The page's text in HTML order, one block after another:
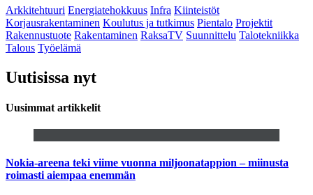
Arkkitehtuuri Energiatehokkuus Infra Kiinteistöt
Korjausrakentaminen Koulutus ja tutkimus Pientalo Projektit
Rakennustuote Rakentaminen RaksaTV Suunnittelu Talotekniikka
Talous Työelämä
Uutisissa nyt
Uusimmat artikkelit
Nokia-areena teki viime vuonna miljoonatappion – miinusta
roimasti aiempaa enemmän